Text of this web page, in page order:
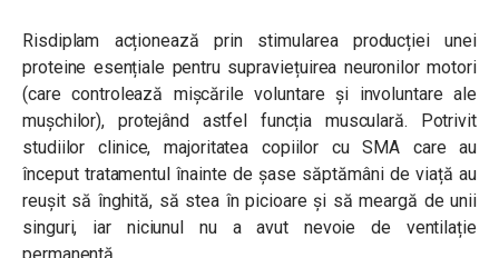
Risdiplam acționează prin stimularea producției unei
proteine esențiale pentru supraviețuirea neuronilor motori
(care controlează mișcările voluntare și involuntare ale
mușchilor), protejând astfel funcția musculară. Potrivit
studiilor clinice, majoritatea copiilor cu SMA care au
început tratamentul înainte de șase săptămâni de viață au
reușit să înghită, să stea în picioare și să meargă de unii
singuri, iar niciunul nu a avut nevoie de ventilație